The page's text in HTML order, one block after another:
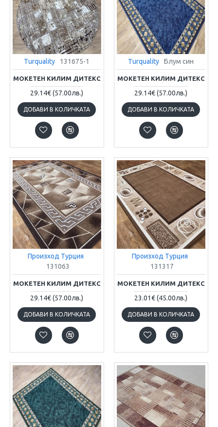
Turquality 131675-1
МОКЕТЕН КИЛИМ ДИТЕКС
29.14€(57.00лв.)
ДОБАВИ В КОЛИЧКАТА
Turquality Блум син
МОКЕТЕН КИЛИМ ДИТЕКС
29.14€(57.00лв.)
ДОБАВИ В КОЛИЧКАТА
Произход Турция
131063
МОКЕТЕН КИЛИМ ДИТЕКС
29.14€(57.00лв.)
ДОБАВИ В КОЛИЧКАТА
Произход Турция
131317
МОКЕТЕН КИЛИМ ДИТЕКС
23.01€(45.00лв.)
ДОБАВИ В КОЛИЧКАТА